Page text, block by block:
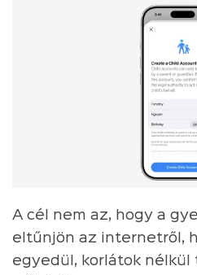
A cél nem az, hogy a
eltűnjön az internetről,
egyedül, korlátok nélkül